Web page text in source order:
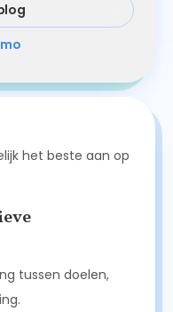
het beste aan op
tussen doelen,